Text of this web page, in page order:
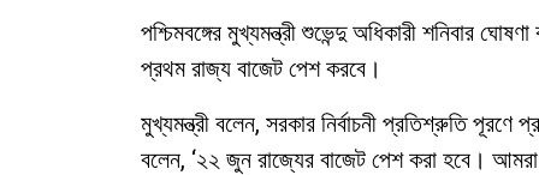
পশ্চিমবঙ্গের মুখ্যমন্ত্রী শুভেন্দু অধিকারী শনিবার
প্রথম রাজ্য বাজেট পেশ করবে।
মুখ্যমন্ত্রী বলেন, সরকার নির্বাচনী প্রতিশ্রুতি
বলেন, ‘২২ জুন রাজ্যের বাজেট পেশ করা হবে।